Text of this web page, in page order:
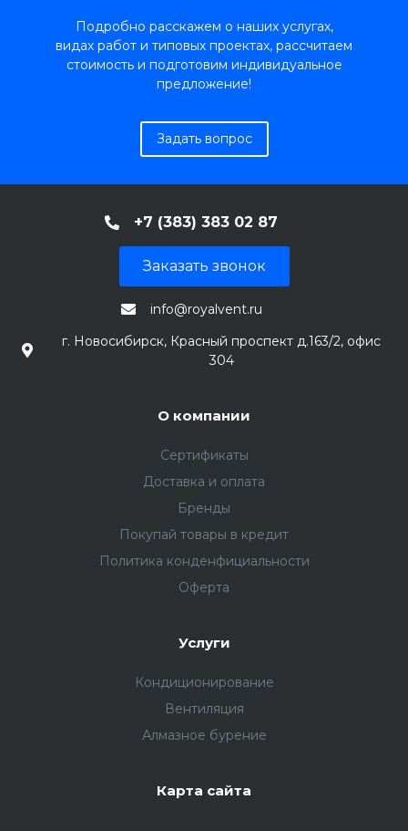
Подробно расскажем о наших услугах,
видах работ и типовых проектах, рассчитаем
стоимость и подготовим индивидуальное
предложение!
Задать вопрос
+7 (383) 383 02 87
Заказать звонок
info@royalvent.ru
г. Новосибирск, Красный проспект д.163/2, офис
304
О компании
Сертификаты
Доставка и оплата
Бренды
Покупай товары в кредит
Политика конденфициальности
Оферта
Услуги
Кондиционирование
Вентиляция
Алмазное бурение
Карта сайта